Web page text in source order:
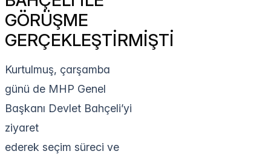
GÖRÜŞME
GERÇEKLEŞTİRMİŞTİ
Kurtulmuş, çarşamba
günü de MHP Genel
Başkanı Devlet Bahçeli’yi
ziyaret
ederek seçim süreci ve